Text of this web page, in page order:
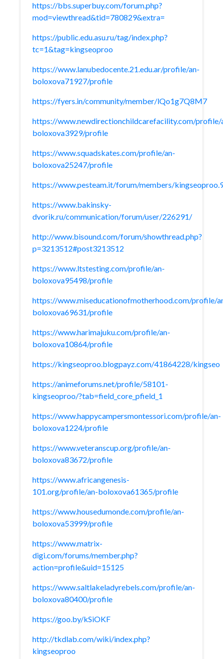
https://bbs.superbuy.com/forum.php?
mod=viewthread&tid=780829&extra=
https://public.edu.asu.ru/tag/index.php?
tc=1&tag=kingseoproo
https://www.lanubedocente.21.edu.ar/profile/an-
boloxova71927/profile
https://fyers.in/community/member/lQo1g7Q8M7
https://www.newdirectionchildcarefacility.com/profile/
boloxova3929/profile
https://www.squadskates.com/profile/an-
boloxova25247/profile
https://www.pesteam.it/forum/members/
https://www.bakinsky-
dvorik.ru/communication/forum/user/226291/
http://www.bisound.com/forum/showthread.php?
p=3213512#post3213512
https://www.ltstesting.com/profile/an-
boloxova95498/profile
https://www.miseducationofmotherhood.com/profile/
boloxova69631/profile
https://www.harimajuku.com/profile/an-
boloxova10864/profile
https://kingseoproo.blogpayz.com/41864228/kingseo
https://animeforums.net/profile/58101-
kingseoproo/?tab=field_core_pfield_1
https://www.happycampersmontessori.com/profile/an-
boloxova1224/profile
https://www.veteranscup.org/profile/an-
boloxova83672/profile
https://www.africangenesis-
101.org/profile/an-boloxova61365/profile
https://www.housedumonde.com/profile/an-
boloxova53999/profile
https://www.matrix-
digi.com/forums/member.php?
action=profile&uid=15125
https://www.saltlakeladyrebels.com/profile/an-
boloxova80400/profile
https://goo.by/kSiOKF
http://tkdlab.com/wiki/index.php?
kingseoproo